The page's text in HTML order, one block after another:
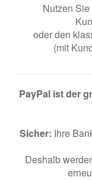
Nutzen
oder den
(mit
PayPal ist der
Sicher: Ihre
Deshalb